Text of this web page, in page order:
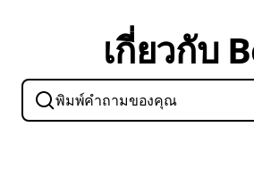
เกี่ยวกับ